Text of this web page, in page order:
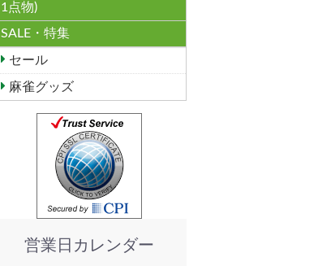
1点物)
SALE・特集
セール
麻雀グッズ
営業日カレンダー